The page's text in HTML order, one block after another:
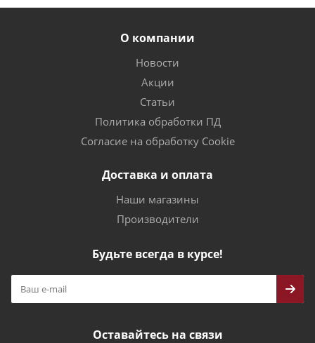
О компании
Новости
Акции
Статьи
Политика обработки ПД
Согласие на обработку Cookie
Доставка и оплата
Наши магазины
Производители
Будьте всегда в курсе!
Оставайтесь на связи